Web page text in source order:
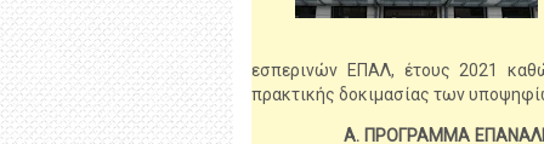
εσπερινών ΕΠΑΛ, έτους 2021
πρακτικής δοκιμασίας των
Α. ΠΡΟΓΡΑΜΜΑ